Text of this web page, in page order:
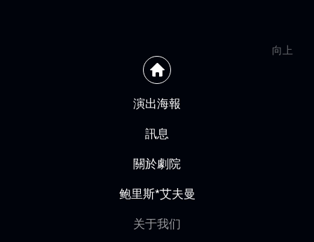
向上
演出海報
訊息
關於劇院
鲍里斯*艾夫曼
关于我们